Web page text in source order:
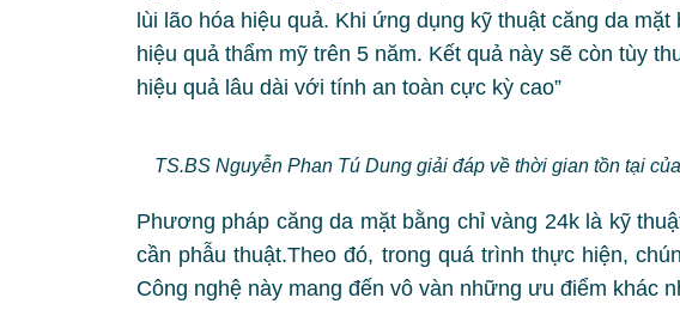
lùi lão hóa hiệu quả. Khi ứng dụng kỹ thuật căng da
hiệu quả thẩm mỹ trên 5 năm. Kết quả này sẽ còn tùy
hiệu quả lâu dài với tính an toàn cực kỳ cao”
TS.BS Nguyễn Phan Tú Dung giải đáp về thời gian tồn tại
Phương pháp căng da mặt bằng chỉ vàng 24k là kỹ
cần phẫu thuật.Theo đó, trong quá trình thực hiện,
Công nghệ này mang đến vô vàn những ưu điểm khác